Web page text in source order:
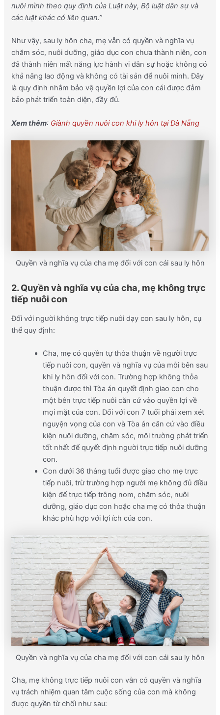
nuôi mình theo quy định của Luật này, Bộ luật dân sự và
các luật khác có liên quan.”
Như vậy, sau ly hôn cha, mẹ vẫn có quyền và nghĩa vụ
chăm sóc, nuôi dưỡng, giáo dục con chưa thành niên, con
đã thành niên mất năng lực hành vi dân sự hoặc không có
khả năng lao động và không có tài sản để nuôi mình. Đây
là quy định nhằm bảo vệ quyền lợi của con cái được đảm
bảo phát triển toàn diện, đầy đủ.
Xem thêm: Giành quyền nuôi con khi ly hôn tại Đà Nẵng
Quyền và nghĩa vụ của cha mẹ đối với con cái sau ly hôn
2. Quyền và nghĩa vụ của cha, mẹ không trực
tiếp nuôi con
Đối với người không trực tiếp nuôi dạy con sau ly hôn, cụ
thể quy định:
Cha, mẹ có quyền tự thỏa thuận về người trực
tiếp nuôi con, quyền và nghĩa vụ của mỗi bên sau
khi ly hôn đối với con. Trường hợp không thỏa
thuận được thì Tòa án quyết định giao con cho
một bên trực tiếp nuôi căn cứ vào quyền lợi về
mọi mặt của con. Đối với con 7 tuổi phải xem xét
nguyện vọng của con và Tòa án căn cứ vào điều
kiện nuôi dưỡng, chăm sóc, môi trường phát triển
tốt nhất để quyết định người trực tiếp nuôi dưỡng
con.
Con dưới 36 tháng tuổi được giao cho mẹ trực
tiếp nuôi, trừ trường hợp người mẹ không đủ điều
kiện để trực tiếp trông nom, chăm sóc, nuôi
dưỡng, giáo dục con hoặc cha mẹ có thỏa thuận
khác phù hợp với lợi ích của con.
Quyền và nghĩa vụ của cha mẹ đối với con cái sau ly hôn
Cha, mẹ không trực tiếp nuôi con vẫn có quyền và nghĩa
vụ trách nhiệm quan tâm cuộc sống của con mà không
được quyền từ chối như sau: